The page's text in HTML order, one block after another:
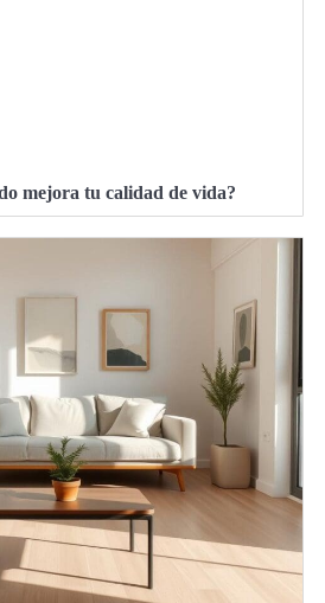
mejora tu calidad de vida?